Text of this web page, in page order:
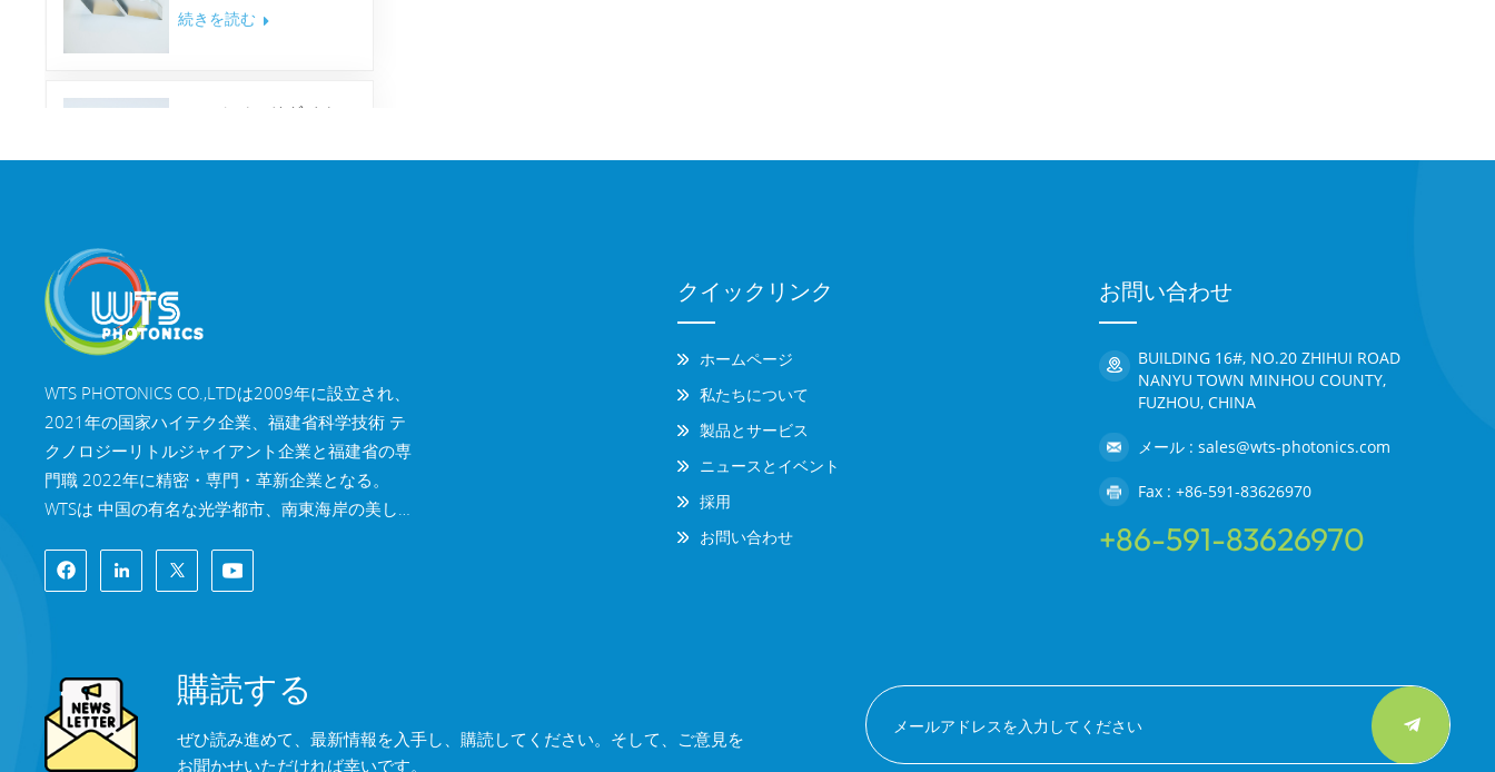
続きを読む
マルチバンドダイクロ
WTS PHOTONICS CO.,LTDは2009年に設立され、
2021年の国家ハイテク企業、福建省科学技術 テ
クノロジーリトルジャイアント企業と福建省の専
門職 2022年に精密・専門・革新企業となる。
WTSは 中国の有名な光学都市、南東海岸の美しい
化された工場棟を所有しており、 熟練した技術ス
タッフと完全な光学処理システムを備え、 コーテ
ソリューションを顧客に提供します。 高精度光学
部品、高精度光学撮像レンズ、 および高出力レー
ザー部品。 WTSの製品には以下が含まれます 光学
クイックリンク
ホームページ
私たちについて
製品とサービス
ニュースとイベント
採用
お問い合わせ
お問い合わせ
BUILDING 16#, NO.20 ZHIHUI ROAD
NANYU TOWN MINHOU COUNTY,
FUZHOU, CHINA
メール : sales@wts-photonics.com
Fax : +86-591-83626970
+86-591-83626970
購読する
ぜひ読み進めて、最新情報を入手し、購読してください。そして、ご意見を
お聞かせいただければ幸いです。